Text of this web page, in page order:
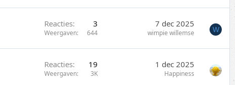
Reacties 3
Weergaven 644
7 dec 2025
wimpie willemse W
Reacties 19
Weergaven 3K
1 dec 2025
Happiness